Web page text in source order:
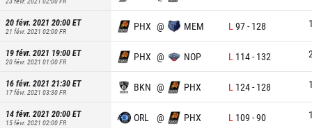
20 févr. 2021 20:00ET
21 févr. 2021 02:00FR PHX @ MEM L 97- 128
19 févr. 2021 19:00ET
20 févr. 2021 01:00FR PHX @ NOP L 114- 132
16 févr. 2021 21:30ET
17 févr. 2021 03:30FR BKN @ PHX L 124- 128
14 févr. 2021 20:00ET
15 févr. 2021 02:00FR ORL @ PHX L 109 -90